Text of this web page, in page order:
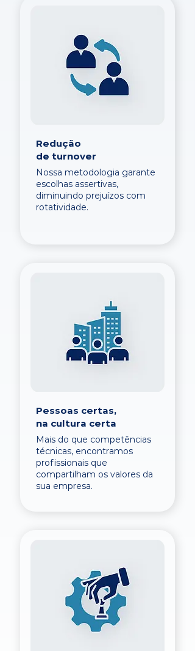
Redução
de turnover
Nossa metodologia garante
escolhas assertivas,
diminuindo prejuízos com
rotatividade.
Pessoas certas,
na cultura certa
Mais do que competências
técnicas, encontramos
profissionais que
compartilham os valores da
sua empresa.